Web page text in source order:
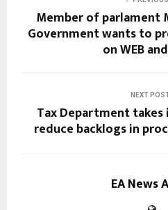
Member of parlament
Government wants to
on WEB
NEXT
Tax Department
reduce backlogs in
EA News